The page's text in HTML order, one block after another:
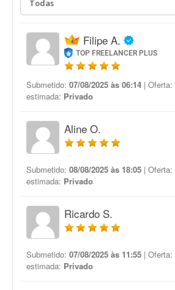
Filipe A.
TOP FREELANCER PLUS
Submetido: 07/08/2025 às 06:14 | Oferta:
estimada: Privado
Aline O.
Submetido: 08/08/2025 às 18:05 | Oferta:
estimada: Privado
Ricardo S.
Submetido: 07/08/2025 às 11:55 | Oferta:
estimada: Privado